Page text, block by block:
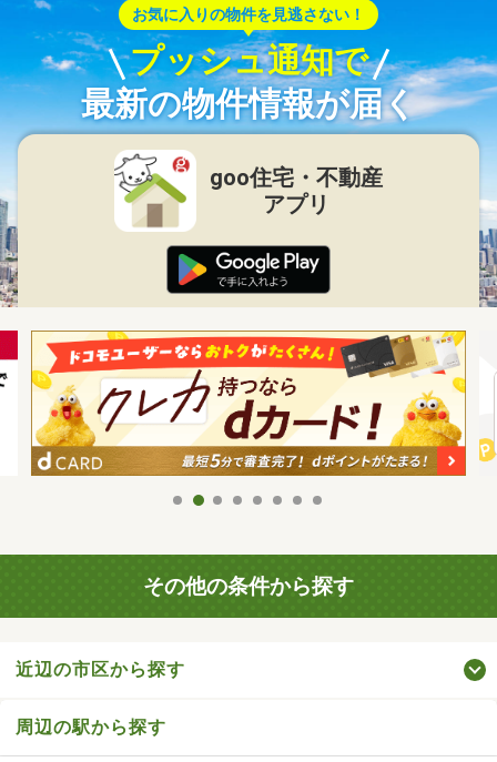
お気に入りの物件を見逃さない！
プッシュ通知で
最新の物件情報が届く
goo住宅・不動産
アプリ
その他の条件から探す
近辺の市区から探す
周辺の駅から探す